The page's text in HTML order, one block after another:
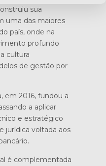
sua
uma das maiores
país, onde na
profundo
cultura
de gestão por
em 2016, fundou a
a aplicar
e estratégico
jurídica voltada aos
é complementada